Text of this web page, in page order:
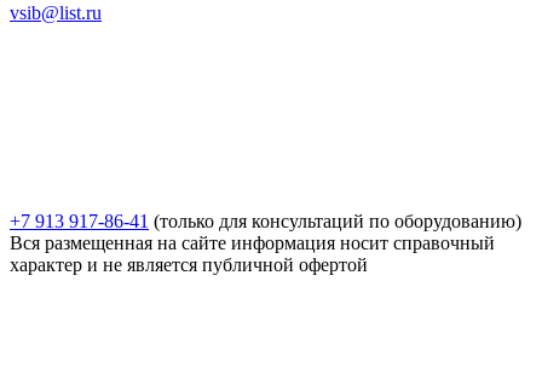
vsib@list.ru
+7 913 917-86-41 (только для консультаций по оборудованию)
Вся размещенная на сайте информация носит справочный
характер и не является публичной офертой